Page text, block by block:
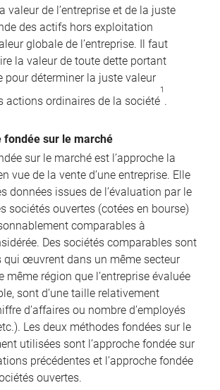
valeur de l’entreprise et de la juste
des actifs hors exploitation
globale de l’entreprise. Il faut
la valeur de toute dette portant
pour déterminer la juste valeur
actions ordinaires de la société
1
.
fondée sur le marché
sur le marché est l’approche la
vue de la vente d’une entreprise. Elle
données issues de l’évaluation par le
sociétés ouvertes (cotées en bourse)
comparables à
Des sociétés comparables sont
qui œuvrent dans un même secteur
même région que l’entreprise évaluée
sont d’une taille relativement
d’affaires ou nombre d’employés
Les deux méthodes fondées sur le
utilisées sont l’approche fondée sur
précédentes et l’approche fondée
ouvertes.